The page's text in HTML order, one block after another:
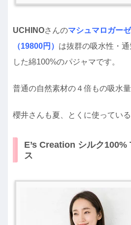
UCHINOさんのマシュマロガー
（19800円） は抜群の吸水性・
した綿100%のパジャマです。
普通の自然素材の４倍もの吸水量
櫻井さんも夏、とくに使っている
E’s Creation シルク100%
ス